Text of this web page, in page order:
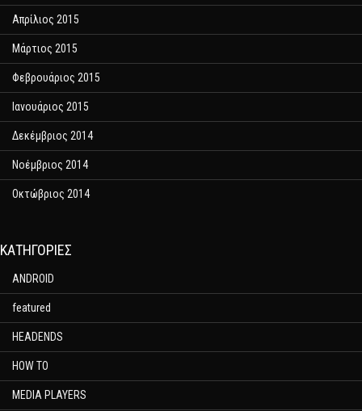
Απρίλιος 2015
Μάρτιος 2015
Φεβρουάριος 2015
Ιανουάριος 2015
Δεκέμβριος 2014
Νοέμβριος 2014
Οκτώβριος 2014
KΑΤΗΓΟΡΊΕΣ
ANDROID
featured
HEADENDS
HOW TO
MEDIA PLAYERS